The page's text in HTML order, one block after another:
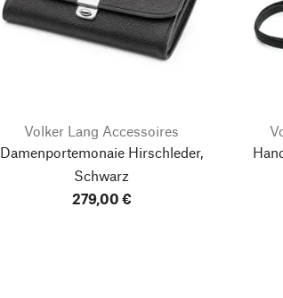
Volker Lang Accessoires
Damenportemonaie Hirschleder,
Schwarz
279,00 €